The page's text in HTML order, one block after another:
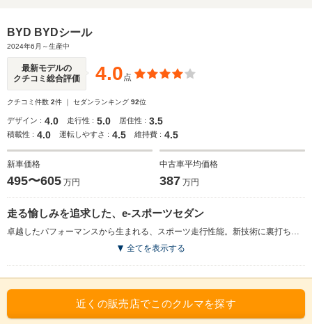
BYD BYDシール
2024年6月～生産中
最新モデルの
クチコミ総合評価
4.0点
クチコミ件数 2件 ｜ セダンランキング 92位
デザイン : 4.0 走行性 : 5.0 居住性 : 3.5
積載性 : 4.0 運転しやすさ : 4.5 維持費 : 4.5
新車価格
495〜605 万円
中古車平均価格
387 万円
走る愉しみを追求した、e-スポーツセダン
卓越したパフォーマンスから生まれる、スポーツ走行性能。新技術に裏打ちされた安全性能。上質を極めた室内空間がもたらす快適性能。これらを併せ持つ、走る愉しみを追求したe-スポーツセダン。0-100km/h加速5.9秒、最大トルクは360N・mで、一充電走行距離は640kmを実現している。バッテリーとボディを一体化する革新的技術により、ボディ剛性と衝突安全性、ハンドリング性能の向上が図られた。EURO NCAP5つ星を取得するなど、高い安全性能が与えられた。ゆとりあふれるラグジュアリーな室内空間に加え、長距離ドライブにも十分な航続距離を実現。シーンを選ばず快適なドライブが可能とされる。15.6インチ電動回転式タッチスクリーンの採用など、ユーザビリティも高められている。（2024. 6）
全てを表示する
近くの販売店でこのクルマを探す